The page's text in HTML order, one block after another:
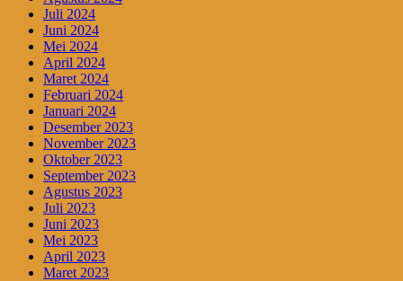
Juli 2024
Juni 2024
Mei 2024
April 2024
Maret 2024
Februari 2024
Januari 2024
Desember 2023
November 2023
Oktober 2023
September 2023
Agustus 2023
Juli 2023
Juni 2023
Mei 2023
April 2023
Maret 2023